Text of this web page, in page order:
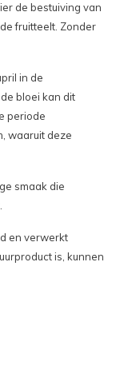
de bestuiving van
fruitteelt. Zonder
in de
bloei kan dit
periode
waaruit deze
smaak die
en verwerkt
is, kunnen